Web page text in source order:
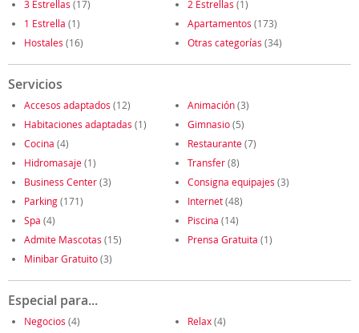
3 Estrellas (17) 2 Estrellas (1)
1 Estrella (1) Apartamentos (173)
Hostales (16) Otras categorías (34)
Servicios
Accesos adaptados (12) Animación(3)
Habitaciones adaptadas (1) Gimnasio(5)
Cocina (4) Restaurante(7)
Hidromasaje(1) Transfer(8)
Business Center(3) Consigna equipajes (3)
Parking(171) Internet(48)
Spa (4) Piscina (14)
Admite Mascotas (15) Prensa Gratuita (1)
Minibar Gratuito(3)
Especial para...
Negocios (4) Relax(4)